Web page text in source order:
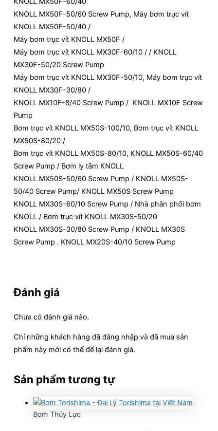
KNOLL MX50F-50/60 Screw Pump, Máy bơm trục vít
KNOLL MX50F-50/40 /
Máy bơm trục vít KNOLL MX50F /
Máy bơm trục vít KNOLL MX30F-60/10 / / KNOLL
MX30F-50/20 Screw Pump
Máy bơm trục vít KNOLL MX30F-50/10, Máy bơm trục vít
KNOLL MX30F-30/80 /
KNOLL MX10F-8/40 Screw Pump / KNOLL MX10F Screw
Pump
Bơm trục vít KNOLL MX50S-100/10, Bơm trục vít KNOLL
MX50S-80/20 /
Bơm trục vít KNOLL MX50S-80/10, KNOLL MX50S-60/40
Screw Pump / Bơm ly tâm KNOLL
KNOLL MX50S-50/60 Screw Pump / KNOLL MX50S-
50/40 Screw Pump/ KNOLL MX50S Screw Pump
KNOLL MX30S-60/10 Screw Pump / Nhà phân phối bơm
KNOLL / Bơm trục vít KNOLL MX30S-50/20
KNOLL MX30S-30/80 Screw Pump / KNOLL MX30S
Screw Pump . KNOLL MX20S-40/10 Screw Pump
Đánh giá
Chưa có đánh giá nào.
Chỉ những khách hàng đã đăng nhập và đã mua sản
phẩm này mới có thể để lại đánh giá.
Sản phẩm tương tự
Bơm Thủy Lực